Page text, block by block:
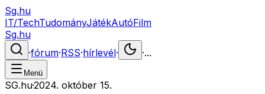
Sg.hu
IT/TechTudományJátékAutóFilm
Sg.hu
·fórum·RSS·hírlevél· ·...
Menü
SG.hu·2024. október 15.